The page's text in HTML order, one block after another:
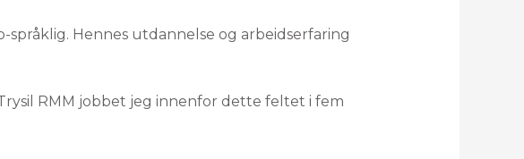
språklig. Hennes utdannelse og arbeidserfaring
RMM jobbet jeg innenfor dette feltet i fem